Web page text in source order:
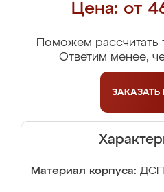
Цена: от
Поможем рассчитать
Ответим менее,
ЗАКАЗАТЬ
Материал корпуса: ДСП